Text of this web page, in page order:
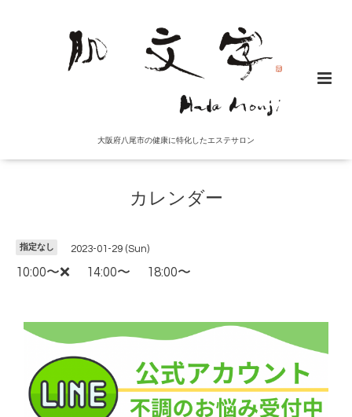
大阪府八尾市の健康に特化したエステサロン
カレンダー
指定なし 2023-01-29 (Sun)
10:00〜❌ 14:00〜 18:00〜